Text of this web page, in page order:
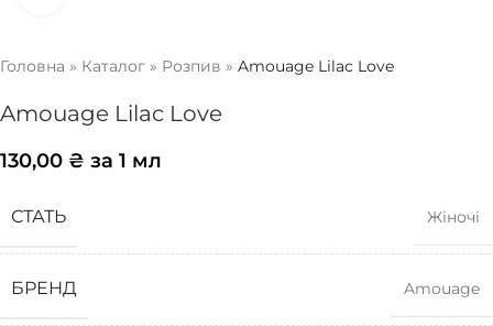
Головна » Каталог » Розпив » Amouage Lilac Love
Amouage Lilac Love
130,00 ₴ за 1 мл
СТАТЬ Жіночі
БРЕНД Amouage